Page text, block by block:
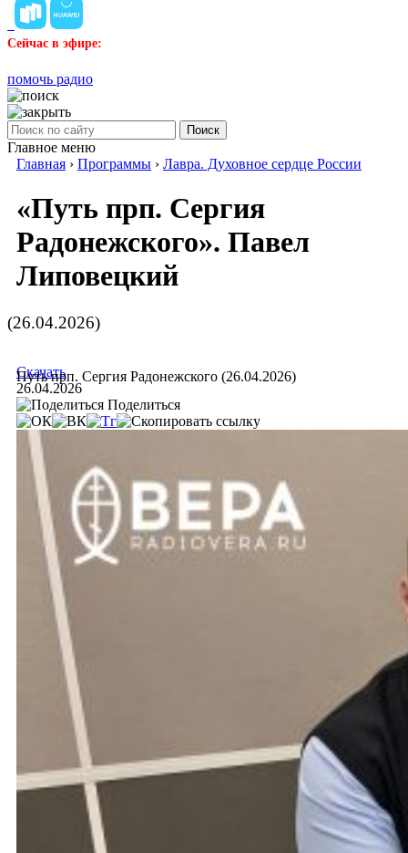
Сейчас в эфире:
помочь радио
Поиск
Главное меню
Главная › Программы › Лавра. Духовное сердце России
«Путь прп. Сергия
Радонежского». Павел
Липовецкий
(26.04.2026)
Путь прп. Сергия Радонежского (26.04.2026)
Скачать
26.04.2026
Поделиться